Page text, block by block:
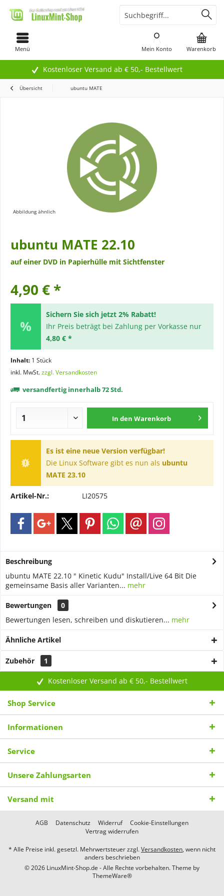
Kostenloser Versand ab € 50,- Bestellwert
Menü Warenkorb
Mein Konto
Übersicht ubuntu MATE
Abbildung ähnlich
ubuntu MATE 22.10
auf einer DVD in Papierhülle mit Sichtfenster
4,90 € *
Sichern Sie sich jetzt 2% Rabatt!
Ihr Preis beträgt bei Zahlung per Vorkasse nur
4,80 € *
Inhalt: 1 Stück
inkl. MwSt.zzgl. Versandkosten
versandfertig innerhalb 72 Std.
In den Warenkorb
Es ist eine neue Version verfügbar!
Die Linux Software gibt es nun als ubuntu
MATE 23.10
Artikel-Nr.: LI20575
Beschreibung
ubuntu MATE 22.10 " Kinetic Kudu" Install/Live 64 Bit Die
gemeinsame Basis aller Varianten... mehr
Bewertungen
0
Bewertungen lesen, schreiben und diskutieren... mehr
Ähnliche Artikel
Zubehör 1
Kostenloser Versand ab € 50,- Bestellwert
Shop Service
Informationen
Service
Unsere Zahlungsarten
Versand mit
AGB Datenschutz Widerruf
Cookie-Einstellungen
Vertrag widerrufen
* Alle Preise inkl. gesetzl. Mehrwertsteuer zzgl.Versandkosten, wenn nicht
anders beschrieben
© 2026 LinuxMint-Shop.de - Alle Rechte vorbehalten. Theme by
ThemeWare®